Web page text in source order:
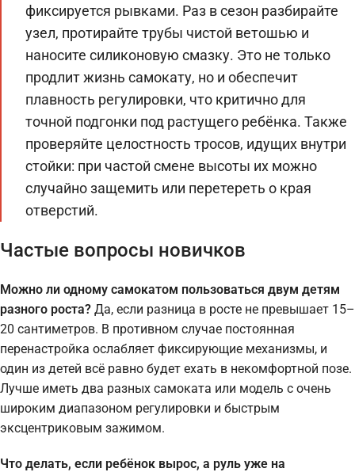
фиксируется рывками. Раз в сезон разбирайте
узел, протирайте трубы чистой ветошью и
наносите силиконовую смазку. Это не только
продлит жизнь самокату, но и обеспечит
плавность регулировки, что критично для
точной подгонки под растущего ребёнка. Также
проверяйте целостность тросов, идущих внутри
стойки: при частой смене высоты их можно
случайно защемить или перетереть о края
отверстий.
Частые вопросы новичков
Можно ли одному самокатом пользоваться двум детям
разного роста? Да, если разница в росте не превышает 15–
20 сантиметров. В противном случае постоянная
перенастройка ослабляет фиксирующие механизмы, и
один из детей всё равно будет ехать в некомфортной позе.
Лучше иметь два разных самоката или модель с очень
широким диапазоном регулировки и быстрым
эксцентриковым зажимом.
Что делать, если ребёнок вырос, а руль уже на